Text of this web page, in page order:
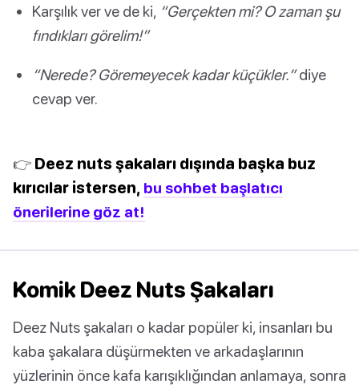
Karşılık ver ve de ki, “Gerçekten mi? O zaman şu
fındıkları görelim!”
“Nerede? Göremeyecek kadar küçükler.”diye
cevap ver.
👉 Deez nuts şakaları dışında başka buz
kırıcılar istersen, bu sohbet başlatıcı
önerilerine göz at!
Komik Deez Nuts Şakaları
Deez Nuts şakaları o kadar popüler ki, insanları bu
kaba şakalara düşürmekten ve arkadaşlarının
yüzlerinin önce kafa karışıklığından anlamaya, sonra